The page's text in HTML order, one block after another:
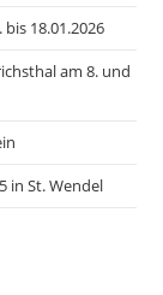
18.01.2026
am 8. und
in St. Wendel